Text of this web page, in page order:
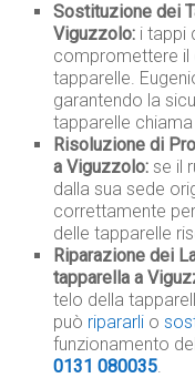
Sostituzione dei
Viguzzolo: i tappi
compromettere il
tapparelle.
garantendo la
tapparelle
Risoluzione di
a Viguzzolo: se il
dalla sua sede
correttamente
delle tapparelle
Riparazione dei
tapparella a
telo della
può ripararli o
funzionamento
0131 080035.